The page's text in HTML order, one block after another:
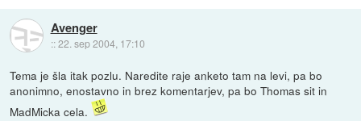
Avenger
::22. sep 2004, 17:10
Tema je šla itak pozlu. Naredite raje anketo tam na levi, pa bo
anonimno, enostavno in brez komentarjev, pa bo Thomas sit in
MadMicka cela.